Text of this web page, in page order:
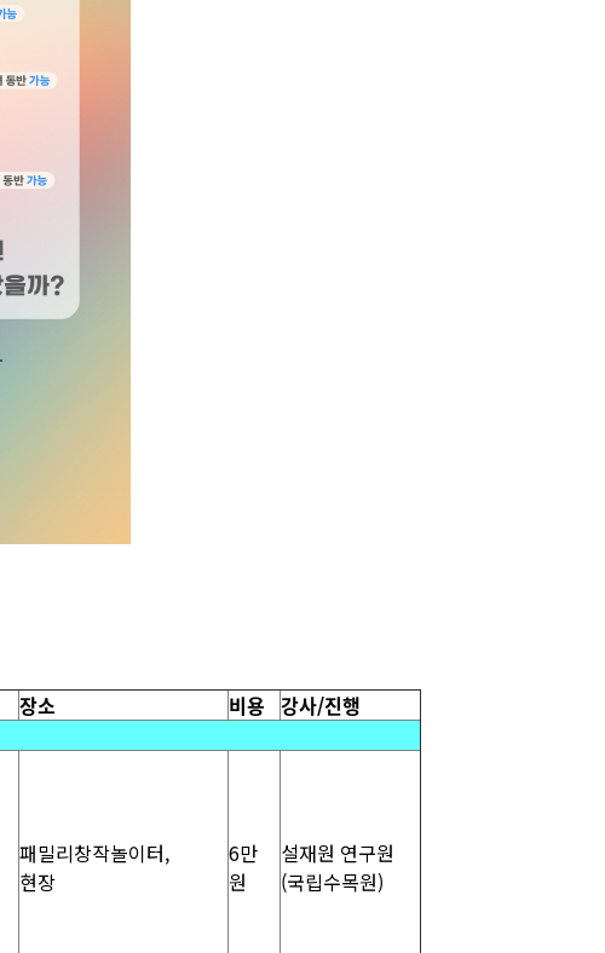
장소 비용 강사/진행
패밀리창작놀이터,
현장
6만
원
설재원 연구원
(국립수목원)